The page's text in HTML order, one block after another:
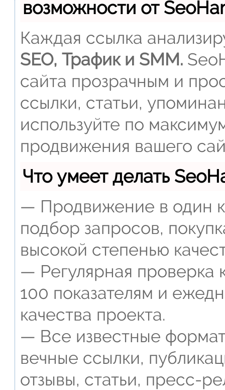
возможности от
Каждая ссылка
SEO, Трафик и SMM.
сайта прозрачным и
ссылки, статьи,
используйте по
продвижения вашего
Что умеет делать
— Продвижение в один
подбор запросов,
высокой степенью
— Регулярная проверка
100 показателям и
качества проекта.
— Все известные
вечные ссылки,
отзывы, статьи, пресс-